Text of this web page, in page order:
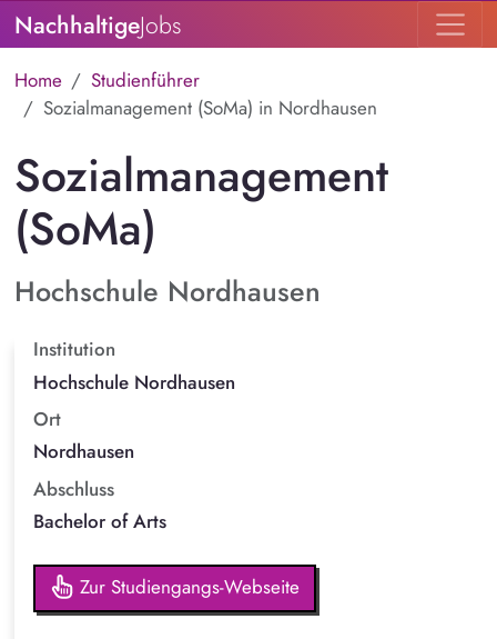
NachhaltigeJobs
Home
Studienführer
Sozialmanagement (SoMa) in Nordhausen
Sozialmanagement
(SoMa)
Hochschule Nordhausen
Institution
Hochschule Nordhausen
Ort
Nordhausen
Abschluss
Bachelor of Arts
Zur Studiengangs-Webseite